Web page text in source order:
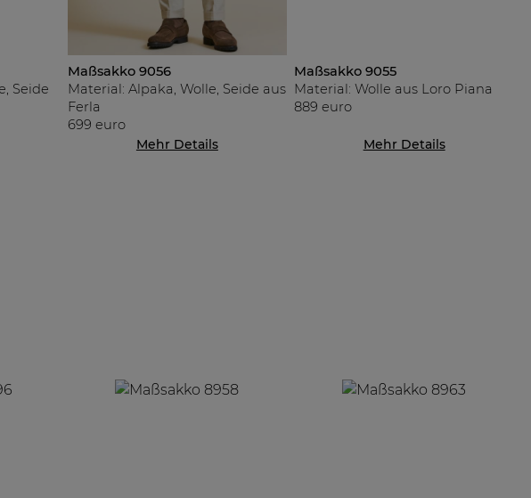
Seide
Maßsakko 9056
Material: Alpaka, Wolle, Seide aus
Ferla
699 euro
Mehr Details
Maßsakko 9055
Material: Wolle aus Loro Piana
889 euro
Mehr Details